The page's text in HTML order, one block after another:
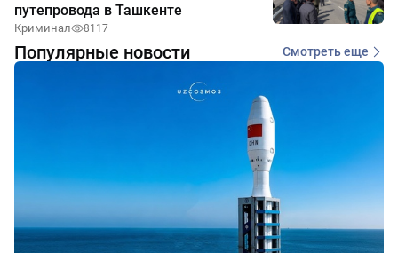
путепровода в Ташкенте
Криминал 8117
Популярные новости Смотреть еще